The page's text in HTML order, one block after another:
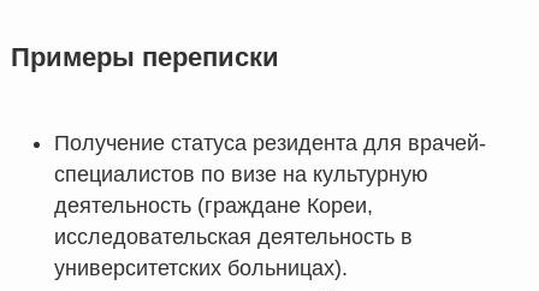
Примеры переписки
Получение статуса резидента для врачей-
специалистов по визе на культурную
деятельность (граждане Кореи,
исследовательская деятельность в
университетских больницах).